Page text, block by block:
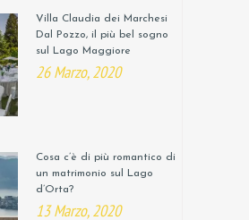
Villa Claudia dei Marchesi
Dal Pozzo, il più bel sogno
sul Lago Maggiore
26 Marzo, 2020
Cosa c’è di più romantico di
un matrimonio sul Lago
d’Orta?
13 Marzo, 2020